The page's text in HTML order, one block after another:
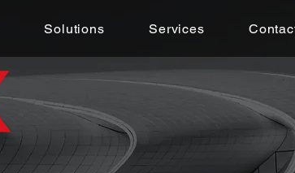
Solutions Services